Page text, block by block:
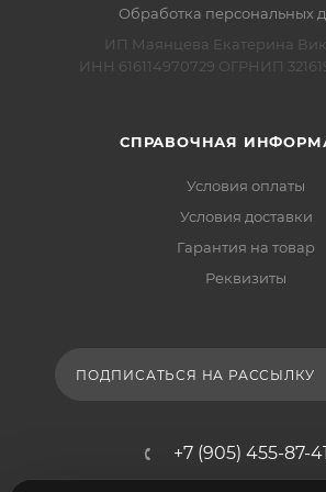
Обработка персональных
ИП Маянцева Екатерина
ИНН 616114970729 ОГРНИП
СПРАВОЧНАЯ
Условия оплаты
Условия доставки
Гарантия на товар
Реквизиты
ПОДПИСАТЬСЯ НА РАССЫЛКУ
+7 (905) 455-87-41